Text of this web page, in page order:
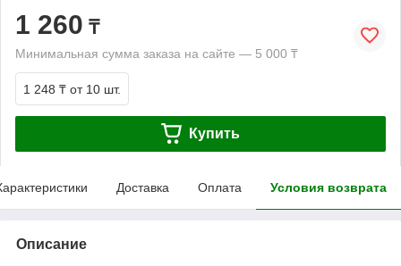
1 260 ₸
Минимальная сумма заказа на сайте — 5 000 ₸
1 248 ₸ от 10 шт.
Купить
Доставка Оплата Условия возврата
Описание